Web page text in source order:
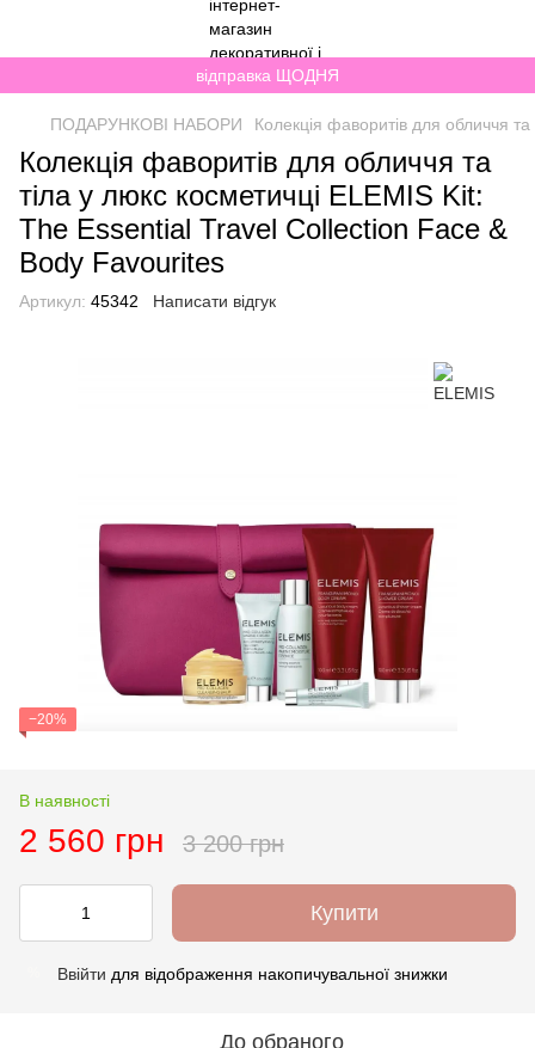
відправка ЩОДНЯ
ПОДАРУНКОВІ НАБОРИ Колекція фаворитів для обличчя
Колекція фаворитів для обличчя та
тіла у люкс косметичці ELEMIS Kit:
The Essential Travel Collection Face &
Body Favourites
Артикул: 45342 Написати відгук
−20%
В наявності
2 560 грн 3 200 грн
Купити
Ввійти для відображення накопичувальної знижки
До обраного